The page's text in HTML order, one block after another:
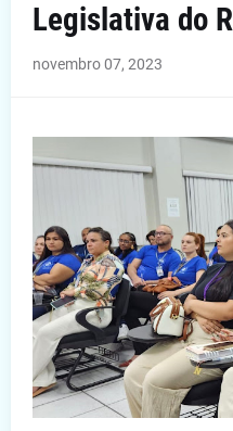
Legislativa do
novembro 07, 2023